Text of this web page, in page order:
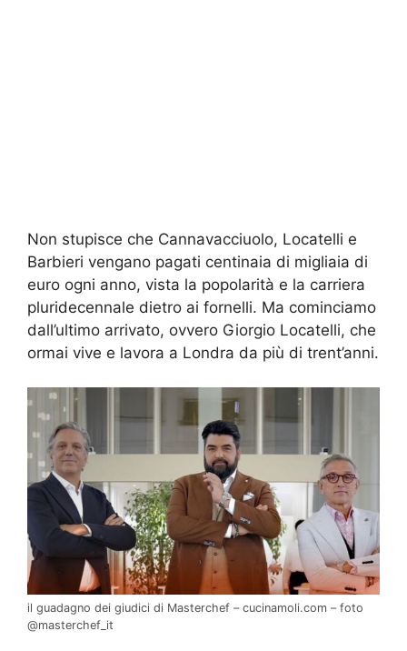
Non stupisce che Cannavacciuolo, Locatelli e
Barbieri vengano pagati centinaia di migliaia di
euro ogni anno, vista la popolarità e la carriera
pluridecennale dietro ai fornelli. Ma cominciamo
dall’ultimo arrivato, ovvero Giorgio Locatelli, che
ormai vive e lavora a Londra da più di trent’anni.
il guadagno dei giudici di Masterchef – cucinamoli.com – foto
@masterchef_it